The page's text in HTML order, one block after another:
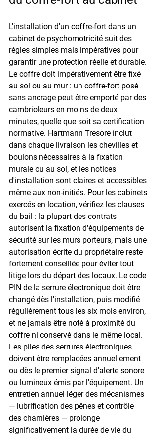
L'installation d'un coffre-fort dans un
cabinet de psychomotricité suit des
règles simples mais impératives pour
garantir une protection réelle et durable.
Le coffre doit impérativement être fixé
au sol ou au mur : un coffre-fort posé
sans ancrage peut être emporté par des
cambrioleurs en moins de deux
minutes, quelle que soit sa certification
normative. Hartmann Tresore inclut
dans chaque livraison les chevilles et
boulons nécessaires à la fixation
murale ou au sol, et les notices
d'installation sont claires et accessibles
même aux non-initiés. Pour les cabinets
exercés en location, vérifiez les clauses
du bail : la plupart des contrats
autorisent la fixation d'équipements de
sécurité sur les murs porteurs, mais une
autorisation écrite du propriétaire reste
fortement conseillée pour éviter tout
litige lors du départ des locaux. Le code
PIN de la serrure électronique doit être
changé dès l'installation, puis modifié
régulièrement tous les six mois environ,
et ne jamais être noté à proximité du
coffre ni conservé dans le même local.
Les piles des serrures électroniques
doivent être remplacées annuellement
ou dès le premier signal d'alerte sonore
ou lumineux émis par l'équipement. Un
entretien annuel léger des mécanismes
— lubrification des pênes et contrôle
des charnières — prolonge
significativement la durée de vie du